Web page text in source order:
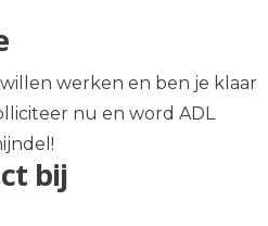
werken en ben je klaar
nu en word ADL
bij